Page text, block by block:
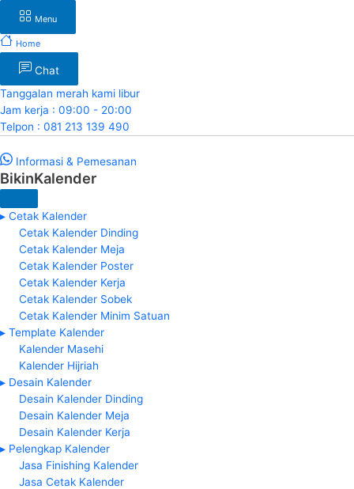
Menu
Home
Chat
Tanggalan merah kami libur
Jam kerja : 09:00 - 20:00
Telpon : 081 213 139 490
Informasi & Pemesanan
BikinKalender
▸ Cetak Kalender
Cetak Kalender Dinding
Cetak Kalender Meja
Cetak Kalender Poster
Cetak Kalender Kerja
Cetak Kalender Sobek
Cetak Kalender Minim Satuan
▸ Template Kalender
Kalender Masehi
Kalender Hijriah
▸ Desain Kalender
Desain Kalender Dinding
Desain Kalender Meja
Desain Kalender Kerja
▸ Pelengkap Kalender
Jasa Finishing Kalender
Jasa Cetak Kalender